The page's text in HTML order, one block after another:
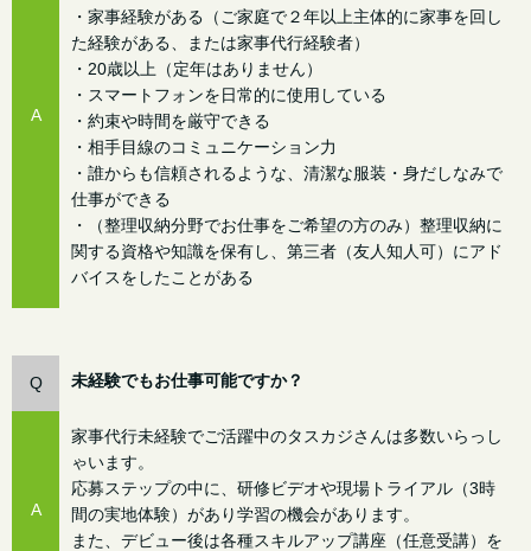
A
・家事経験がある（ご家庭で２年以上主体的に家事を回し
た経験がある、または家事代行経験者）
・20歳以上（定年はありません）
・スマートフォンを日常的に使用している
・約束や時間を厳守できる
・相手目線のコミュニケーション力
・誰からも信頼されるような、清潔な服装・身だしなみで
仕事ができる
・（整理収納分野でお仕事をご希望の方のみ）整理収納に
関する資格や知識を保有し、第三者（友人知人可）にアド
バイスをしたことがある
Q 未経験でもお仕事可能ですか？
A
家事代行未経験でご活躍中のタスカジさんは多数いらっし
ゃいます。
応募ステップの中に、研修ビデオや現場トライアル（3時
間の実地体験）があり学習の機会があります。
また、デビュー後は各種スキルアップ講座（任意受講）を